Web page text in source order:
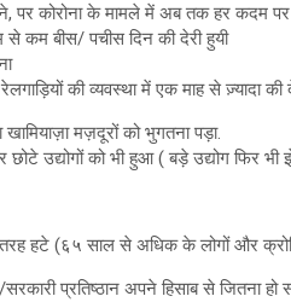
पर कोरोना के मामले में अब तक हर कदम पर
कम बीस/ पचीस दिन की देरी हुयी
की व्यवस्था में एक माह से ज़्यादा की
मज़दूरों को भुगतना पड़ा.
छोटे उद्योगों को भी हुआ ( बड़े उद्योग फिर
हटे (६५ साल से अधिक के लोगों और
/सरकारी प्रतिष्ठान अपने हिसाब से